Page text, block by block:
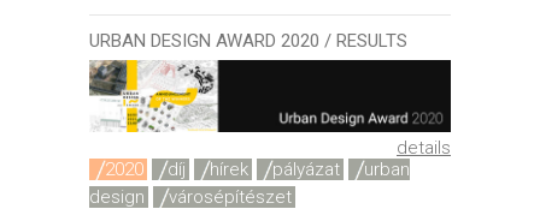
URBAN DESIGN AWARD 2020 / RESULTS
details
2020
díj hírek pályázat
urban
design
városépítészet